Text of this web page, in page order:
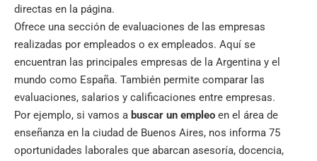
directas en la página.
Ofrece una sección de evaluaciones de las empresas
realizadas por empleados o ex empleados. Aquí se
encuentran las principales empresas de la Argentina y el
mundo como España. También permite comparar las
evaluaciones, salarios y calificaciones entre empresas.
Por ejemplo, si vamos a buscar un empleo en el área de
enseñanza en la ciudad de Buenos Aires, nos informa 75
oportunidades laborales que abarcan asesoría, docencia,